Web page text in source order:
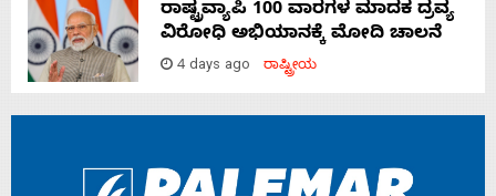
ರಾಷ್ಟ್ರವ್ಯಾಪಿ 100 ವಾರಗಳ ಮಾದಕ ದ್ರವ್ಯ
ವಿರೋಧಿ ಅಭಿಯಾನಕ್ಕೆ ಮೋದಿ ಚಾಲನೆ
4 days ago ರಾಷ್ಟ್ರೀಯ